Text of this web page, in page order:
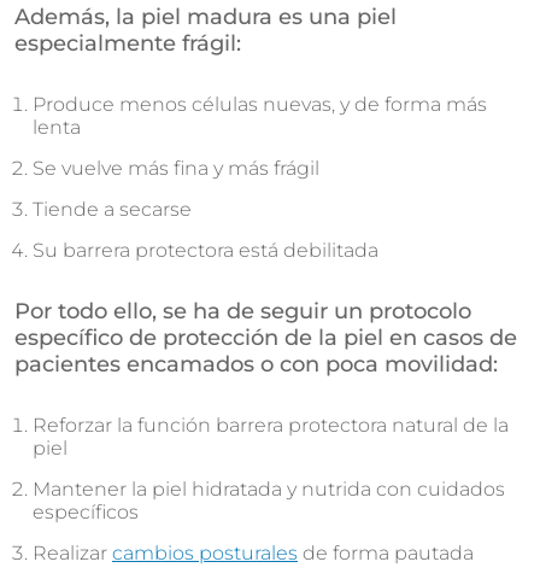
Además, la piel madura es una piel
especialmente frágil:
Produce menos células nuevas, y de forma más
lenta
Se vuelve más fina y más frágil
Tiende a secarse
Su barrera protectora está debilitada
Por todo ello, se ha de seguir un protocolo
específico de protección de la piel en casos de
pacientes encamados o con poca movilidad:
Reforzar la función barrera protectora natural de la
piel
Mantener la piel hidratada y nutrida con cuidados
específicos
Realizar cambios posturales de forma pautada